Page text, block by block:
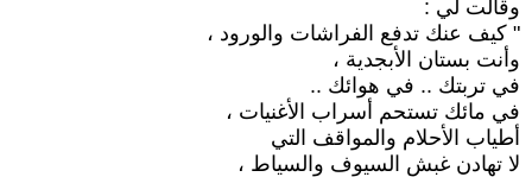
وقالت لي :
" كيف عنك تدفع الفراشات والورود ،
وأنت بستان الأبجدية ،
في تربتك .. في هوائك ..
في مائك تستحم أسراب الأغنيات ،
أطياب الأحلام والمواقف التي
لا تهادن غبش السيوف والسياط ،